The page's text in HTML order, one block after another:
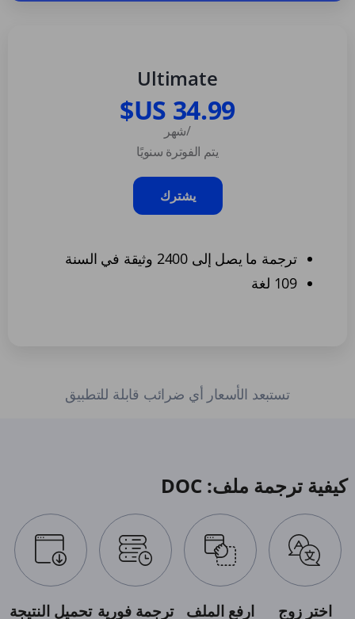
Ultimate
/شهر
يتم الفوترة سنويًا
يشترك
ترجمة ما يصل إلى 2400 وثيقة في السنة
109 لغة
تستبعد الأسعار أي ضرائب قابلة للتطبيق
كيفية ترجمة ملف: DOC
اختر زوج
ارفع الملف ترجمة فورية تحميل النتيجة